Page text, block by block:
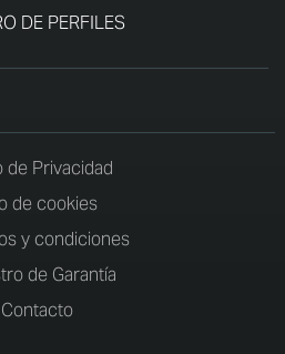
DE PERFILES
de Privacidad
de cookies
y condiciones
de Garantía
Contacto